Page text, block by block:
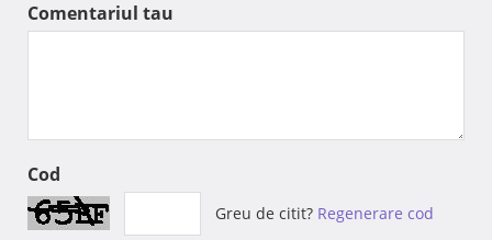
Comentariul tau
Cod
Greu de citit? Regenerare cod